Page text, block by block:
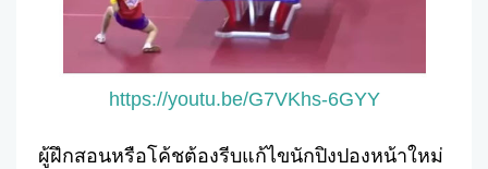
https://youtu.be/G7VKhs-6GYY
ผู้ฝึกสอนหรือโค้ชต้องรีบแก้ไขนักปิงปองหน้าใหม่